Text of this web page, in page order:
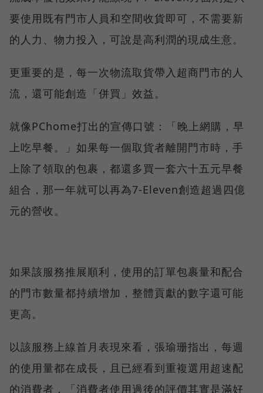
要使用既有門市人員和空間收貨即可，不需要新
的人力、物力投入，可說是高利潤的現成生意。
更重要的是，每一次物流取貨帶入超商門市的人
流，還可能創造「併買」效益。
就像PChome打出的宣傳口號：「晚上網購，早
上吃早餐。」如果每一個取貨者離開門市時，手
上除了領取的包裹，都還多買一套六十五元早餐
組合，那一年就可以再為7-Eleven創造超過四億
元的營收。
如果該服務推展順利，使用的訂單包裹量和配合
的門市數量都持續增加，整體貢獻的數字還可能
更高。
以該服務上線首月表現來看，張瑜珊指出，每週
的使用量都在成長，且已經看到重複選用超速配
的消費者，「消費者使用過後的評價其實是滿好